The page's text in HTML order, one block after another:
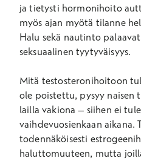
ja tietysti hormonihoito
myös ajan myötä tilanne
Halu sekä nautinto
seksuaalinen tyytyväisyys.
Mitä testosteronihoitoon
ole poistettu, pysyy naisen
lailla vakiona – siihen ei
vaihdevuosienkaan aikana.
todennäköisesti
haluttomuuteen, mutta